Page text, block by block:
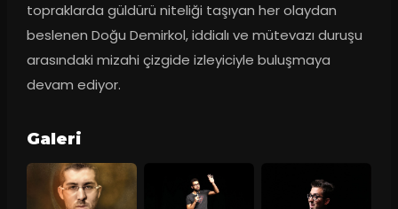
topraklarda güldürü niteliği taşıyan her olaydan
beslenen Doğu Demirkol, iddialı ve mütevazı duruşu
arasındaki mizahi çizgide izleyiciyle buluşmaya
devam ediyor.
Galeri